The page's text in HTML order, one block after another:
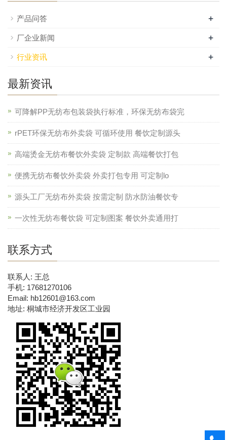
产品问答 +
厂企业新闻 +
行业资讯 +
最新资讯
可降解PP无纺布包装袋执行标准，环保无纺布袋完
rPET环保无纺布外卖袋 可循环使用 餐饮定制源头
高端烫金无纺布餐饮外卖袋 定制款 高端餐饮打包
便携无纺布餐饮外卖袋 外卖打包专用 可定制lo
源头工厂无纺布外卖袋 按需定制 防水防油餐饮专
一次性无纺布餐饮袋 可定制图案 餐饮外卖通用打
联系方式
联系人: 王总
手机: 17681270106
Email: hb12601@163.com
地址: 桐城市经济开发区工业园